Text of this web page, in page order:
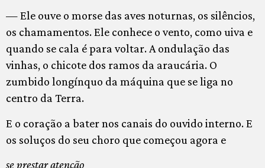
— Ele ouve o morse das aves noturnas, os silêncios,
os chamamentos. Ele conhece o vento, como uiva e
quando se cala é para voltar. A ondulação das
vinhas, o chicote dos ramos da araucária. O
zumbido longínquo da máquina que se liga no
centro da Terra.
E o coração a bater nos canais do ouvido interno. E
os soluços do seu choro que começou agora e
se prestar atenção